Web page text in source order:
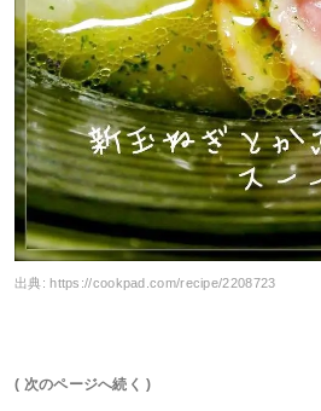
出典:https://cookpad.com/recipe/2208723
( 次のページへ続く )